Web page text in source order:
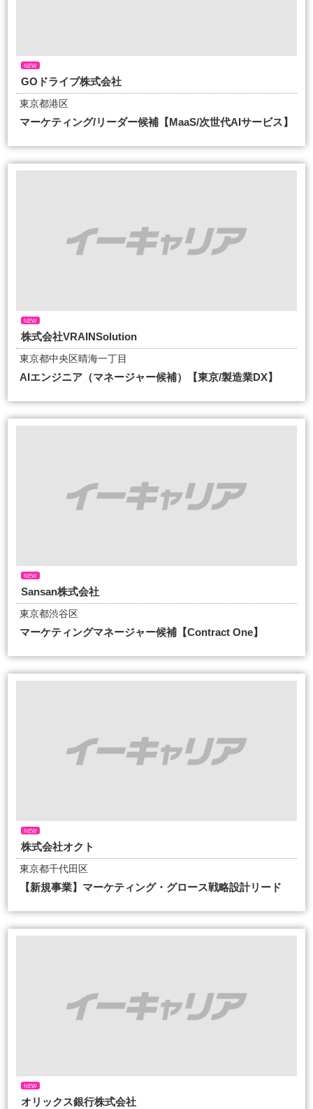
NEW
GOドライブ株式会社
東京都港区
マーケティング/リーダー候補【MaaS/次世代AIサービス】
NEW
株式会社VRAINSolution
東京都中央区晴海一丁目
AIエンジニア（マネージャー候補）【東京/製造業DX】
NEW
Sansan株式会社
東京都渋谷区
マーケティングマネージャー候補【Contract One】
NEW
株式会社オクト
東京都千代田区
【新規事業】マーケティング・グロース戦略設計リード
NEW
オリックス銀行株式会社